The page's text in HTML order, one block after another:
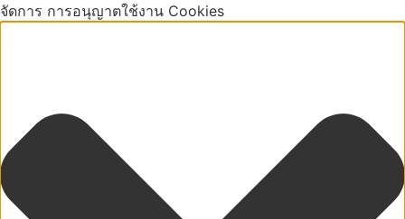
จัดการ การอนุญาตใช้งาน Cookies